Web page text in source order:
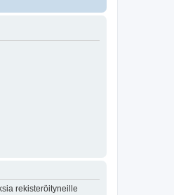
rekisteröityneille